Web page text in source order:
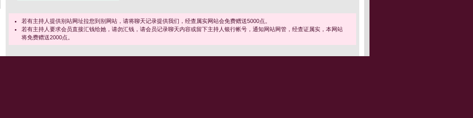
若有主持人提供别站网址拉您到别网站，请将聊天记录提供我们，经查属实网站会免费赠送5000点。
若有主持人要求会员直接汇钱给她，请勿汇钱，请会员记录聊天内容或留下主持人银行帐号，通知网站网管，经查证属实，本网站
将免费赠送2000点。